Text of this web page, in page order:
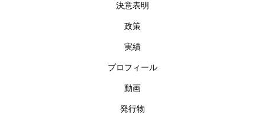
決意表明
政策
実績
プロフィール
動画
発行物